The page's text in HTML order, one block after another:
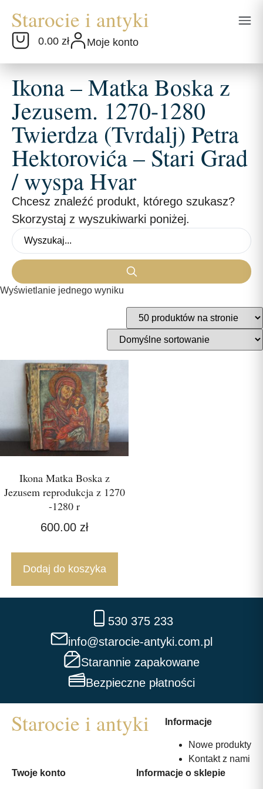
0.00 zł Moje konto
Ikona – Matka Boska z
Jezusem. 1270-1280
Twierdza (Tvrdalj) Petra
Hektorovića – Stari Grad
/ wyspa Hvar
Chcesz znaleźć produkt, którego szukasz?
Skorzystaj z wyszukiwarki poniżej.
Wyświetlanie jednego wyniku
Ikona Matka Boska z
Jezusem reprodukcja z 1270
-1280 r
600.00 zł
Dodaj do koszyka
530 375 233
info@starocie-antyki.com.pl
Starannie zapakowane
Bezpieczne płatności
Informacje
Nowe produkty
Kontakt z nami
Twoje konto
Informacje o sklepie